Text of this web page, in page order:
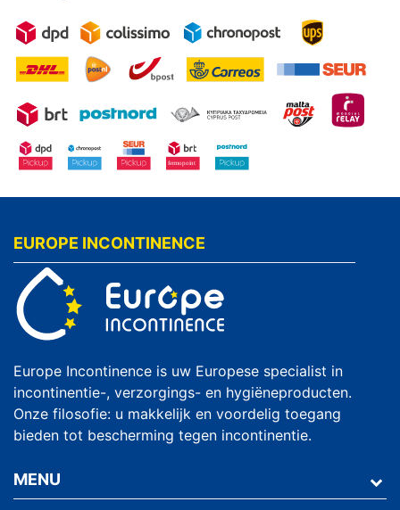
EUROPE INCONTINENCE
Europe Incontinence is uw Europese specialist in
incontinentie-, verzorgings- en hygiëneproducten.
Onze filosofie: u makkelijk en voordelig toegang
bieden tot bescherming tegen incontinentie.
MENU